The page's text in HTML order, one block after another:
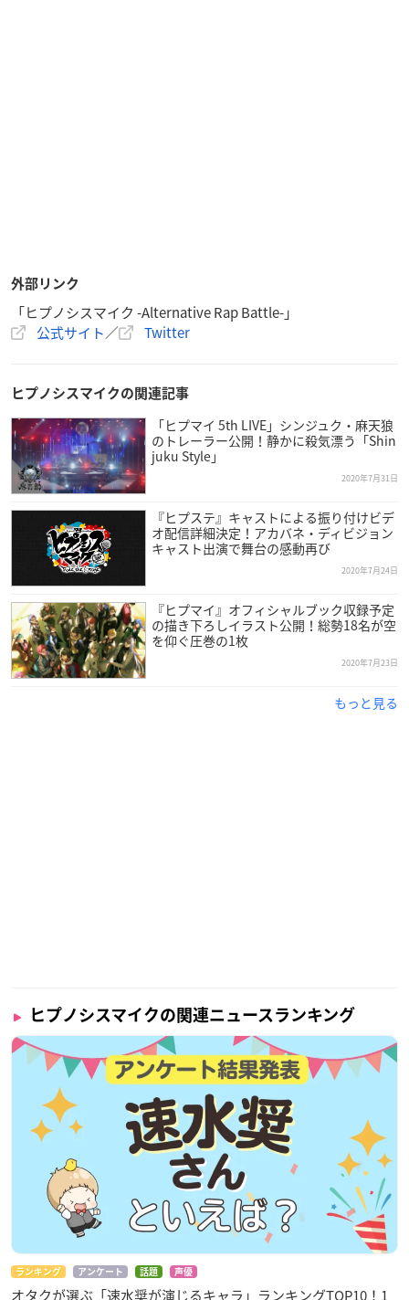
外部リンク
「ヒプノシスマイク -Alternative Rap Battle-」
公式サイト／ Twitter
ヒプノシスマイクの関連記事
「ヒプマイ 5th LIVE」シンジュク・麻天狼
のトレーラー公開！静かに殺気漂う「Shin
juku Style」
2020年7月31日
『ヒプステ』キャストによる振り付けビデ
オ配信詳細決定！アカバネ・ディビジョン
キャスト出演で舞台の感動再び
2020年7月24日
『ヒプマイ』オフィシャルブック収録予定
の描き下ろしイラスト公開！総勢18名が空
を仰ぐ圧巻の1枚
2020年7月23日
もっと見る
ヒプノシスマイクの関連ニュースランキング
ランキング アンケート 話題 声優
オタクが選ぶ「速水奨が演じるキャラ」ランキングTOP10！1